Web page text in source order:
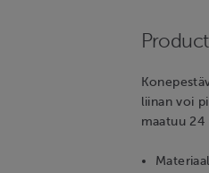
liinan voi
maatuu 24